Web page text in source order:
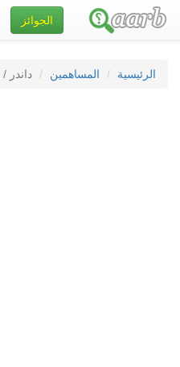
الجوائز
الرئيسية المساهمين داندر / Dander